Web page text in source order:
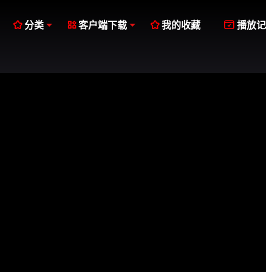
分类 客户端下载 我的收藏  播放